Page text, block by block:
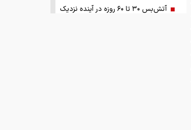
آتش‌بس ۳۰ تا ۶۰ روزه در آینده نزدیک